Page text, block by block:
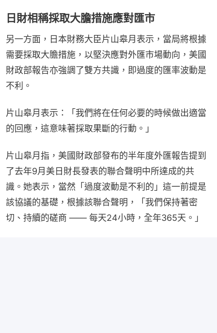
日財相稱採取大膽措施應對匯市
另一方面，日本財務大臣片山皋月表示，當局將根據
需要採取大膽措施，以堅決應對外匯市場動向，美國
財政部報告亦強調了雙方共識，即過度的匯率波動是
不利。
片山皋月表示：「我們將在任何必要的時候做出適當
的回應，這意味著採取果斷的行動。」
片山皋月指，美國財政部發布的半年度外匯報告提到
了去年9月美日財長發表的聯合聲明中所達成的共
識。她表示，當然「過度波動是不利的」這一前提是
該協議的基礎，根據該聯合聲明，「我們保持著密
切、持續的磋商 —— 每天24小時，全年365天。」